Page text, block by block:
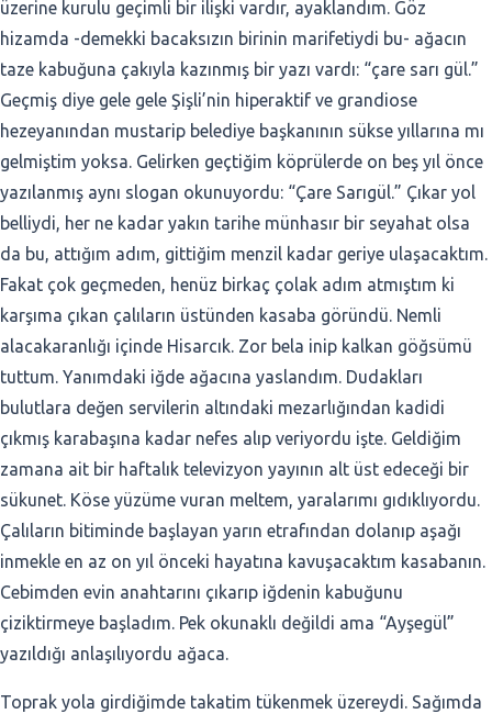
üzerine kurulu geçimli bir ilişki vardır, ayaklandım. Göz
hizamda -demekki bacaksızın birinin marifetiydi bu- ağacın
taze kabuğuna çakıyla kazınmış bir yazı vardı: “çare sarı gül.”
Geçmiş diye gele gele Şişli’nin hiperaktif ve grandiose
hezeyanından mustarip belediye başkanının sükse yıllarına mı
gelmiştim yoksa. Gelirken geçtiğim köprülerde on beş yıl önce
yazılanmış aynı slogan okunuyordu: “Çare Sarıgül.” Çıkar yol
belliydi, her ne kadar yakın tarihe münhasır bir seyahat olsa
da bu, attığım adım, gittiğim menzil kadar geriye ulaşacaktım.
Fakat çok geçmeden, henüz birkaç çolak adım atmıştım ki
karşıma çıkan çalıların üstünden kasaba göründü. Nemli
alacakaranlığı içinde Hisarcık. Zor bela inip kalkan göğsümü
tuttum. Yanımdaki iğde ağacına yaslandım. Dudakları
bulutlara değen servilerin altındaki mezarlığından kadidi
çıkmış karabaşına kadar nefes alıp veriyordu işte. Geldiğim
zamana ait bir haftalık televizyon yayının alt üst edeceği bir
sükunet. Köse yüzüme vuran meltem, yaralarımı gıdıklıyordu.
Çalıların bitiminde başlayan yarın etrafından dolanıp aşağı
inmekle en az on yıl önceki hayatına kavuşacaktım kasabanın.
Cebimden evin anahtarını çıkarıp iğdenin kabuğunu
çiziktirmeye başladım. Pek okunaklı değildi ama “Ayşegül”
yazıldığı anlaşılıyordu ağaca.
Toprak yola girdiğimde takatim tükenmek üzereydi. Sağımda